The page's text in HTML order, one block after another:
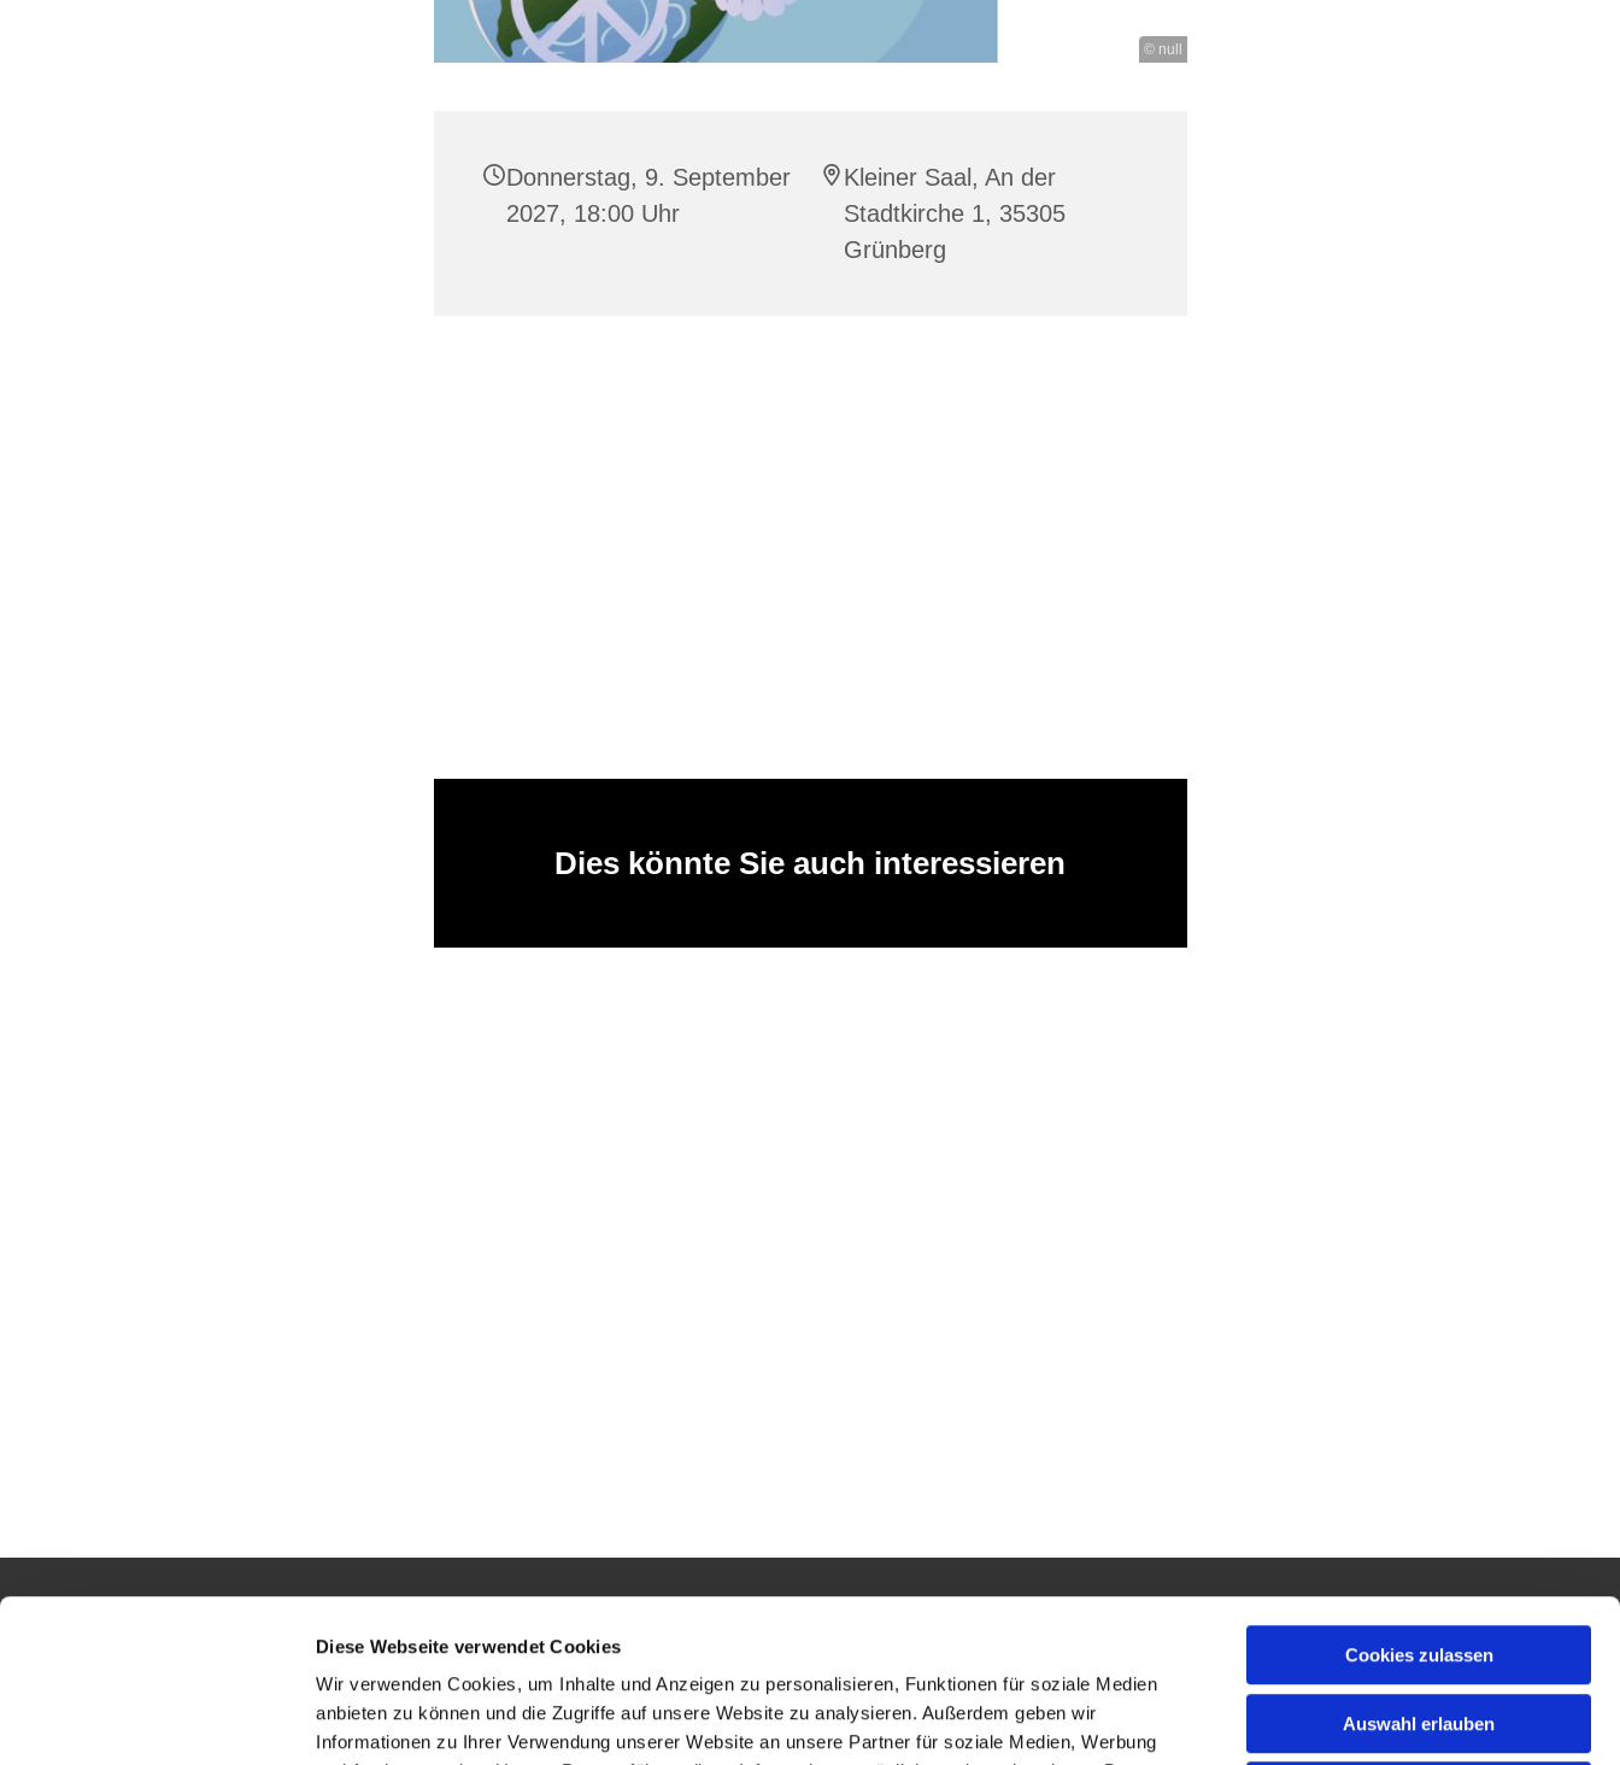
Diese Webseite verwendet Cookies
Wir verwenden Cookies, um Inhalte und Anzeigen zu personalisieren, Funktionen für soziale Medien
anbieten zu können und die Zugriffe auf unsere Website zu analysieren. Außerdem geben wir
Informationen zu Ihrer Verwendung unserer Website an unsere Partner für soziale Medien, Werbung
Cookies zulassen
Auswahl erlauben
© null
Donnerstag, 9. September
2027, 18:00 Uhr
Kleiner Saal, An der
Stadtkirche 1, 35305
Grünberg
Dies könnte Sie auch interessieren
Gesamtkirchengemeinde Grünberger Land
35305 Grünberg
Tel.: 06401 90237
gesamtkirchengemeinde.gruenberger.land@ekhn.de
Öffnungszeiten
Dienstag bis Freitag · 10 –12 Uhr
Donnerstag · 10 –12, 16 – 18 Uhr